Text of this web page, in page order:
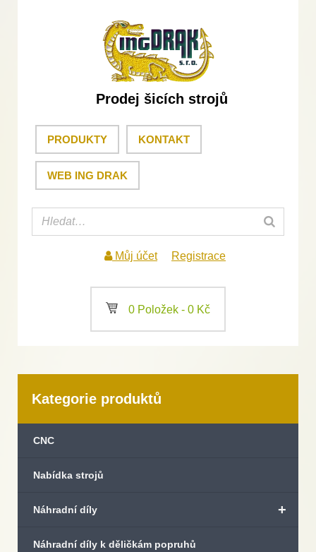
Prodej šicích strojů
PRODUKTY KONTAKT
WEB ING DRAK
Můj účet Registrace
a 0 Položek - 0 Kč
Kategorie produktů
CNC
Nabídka strojů
+
Náhradní díly
Náhradní díly k děličkám popruhů